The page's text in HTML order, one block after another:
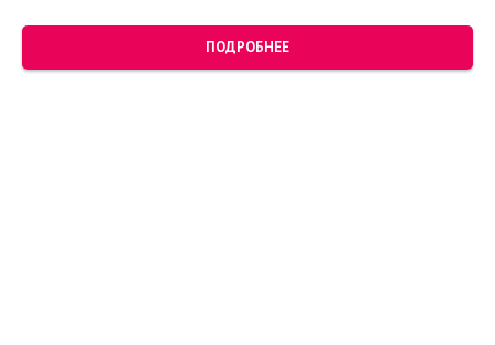
ПОДРОБНЕЕ